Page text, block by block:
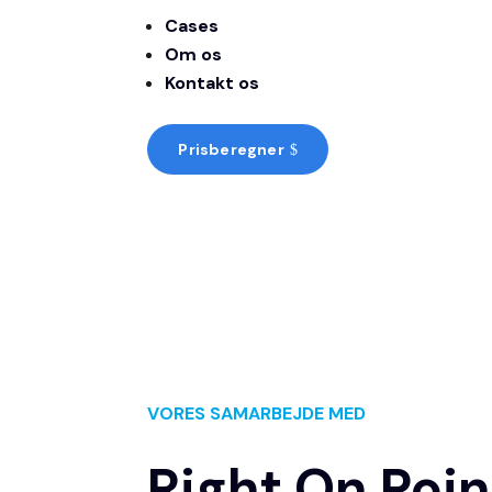
Cases
Om os
Kontakt os
Prisberegner $
VORES SAMARBEJDE MED